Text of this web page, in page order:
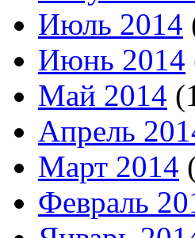
Июль 2014
Июнь 2014
Май 2014
Апрель
Март 2014
Февраль